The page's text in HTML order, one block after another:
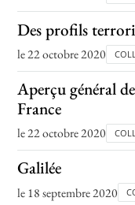
Des profils
le 22 octobre 2020
Aperçu général
France
le 22 octobre 2020
Galilée
le 18 septembre 2020